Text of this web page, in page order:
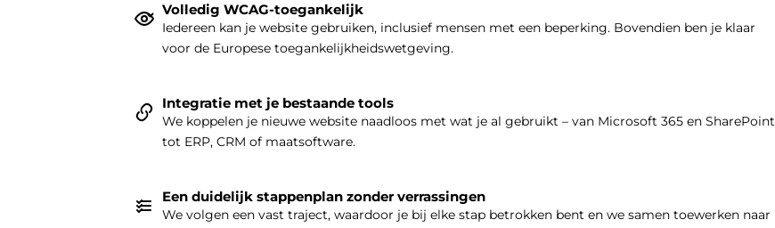
Volledig WCAG-toegankelijk
Iedereen kan je website gebruiken, inclusief mensen met een beperking. Bovendien ben je klaar
voor de Europese toegankelijkheidswetgeving.
Integratie met je bestaande tools
We koppelen je nieuwe website naadloos met wat je al gebruikt – van Microsoft 365 en SharePoint
tot ERP, CRM of maatsoftware.
Een duidelijk stappenplan zonder verrassingen
We volgen een vast traject, waardoor je bij elke stap betrokken bent en we samen toewerken naar